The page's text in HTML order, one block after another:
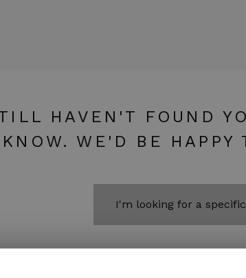
HAVEN'T FOUND
WE'D BE HAPPY
I'm looking for a